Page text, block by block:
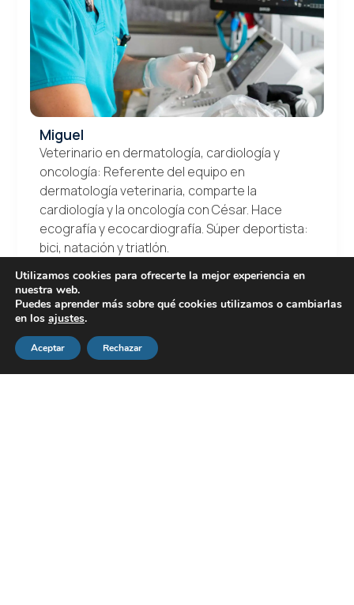
Miguel
Veterinario en dermatología, cardiología y
oncología: Referente del equipo en
dermatología veterinaria, comparte la
cardiología y la oncología con César. Hace
ecografía y ecocardiografía. Súper deportista:
bici, natación y triatlón.
Utilizamos cookies para ofrecerte la mejor experiencia en
nuestra web.
Puedes aprender más sobre qué cookies utilizamos o cambiarlas
en los ajustes.
Aceptar Rechazar